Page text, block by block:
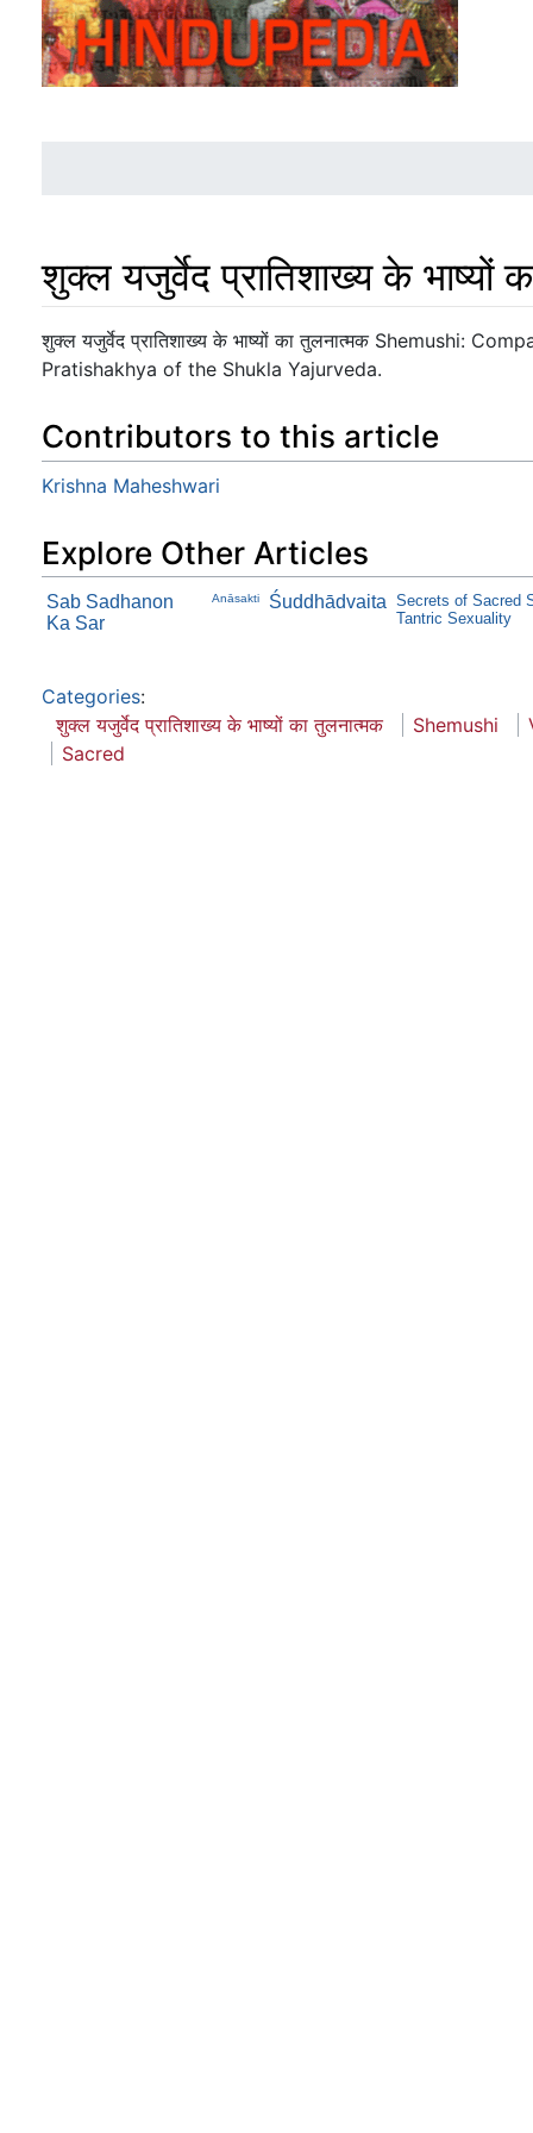
शुक्ल यजुर्वेद प्रातिशाख्य के भाष्यों
Jump to:navigation,search
शुक्ल यजुर्वेद प्रातिशाख्य के भाष्यों का तुलनात्मक Shemushi:
Pratishakhya of the Shukla Yajurveda.
Contributors to this article
Krishna Maheshwari
Explore Other Articles
Sab Sadhanon
Ka Sar
Anāsakti Śuddhādvaita Secrets of Sacred
Tantric Sexuality
Categories:
शुक्ल यजुर्वेद प्रातिशाख्य के भाष्यों का तुलनात्मक
Shemushi
Sacred